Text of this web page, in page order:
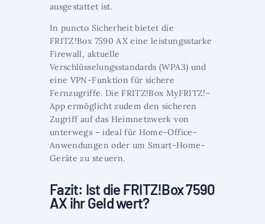
ausgestattet ist.
In puncto Sicherheit bietet die
FRITZ!Box 7590 AX eine leistungsstarke
Firewall, aktuelle
Verschlüsselungsstandards (WPA3) und
eine VPN-Funktion für sichere
Fernzugriffe. Die FRITZ!Box MyFRITZ!-
App ermöglicht zudem den sicheren
Zugriff auf das Heimnetzwerk von
unterwegs – ideal für Home-Office-
Anwendungen oder um Smart-Home-
Geräte zu steuern.
Fazit: Ist die FRITZ!Box 7590
AX ihr Geld wert?